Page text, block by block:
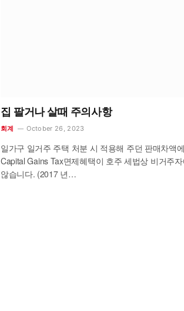
집 팔거나 살때 주의사항
회계 October 26, 2023
일가구 일거주 주택 처분 시 적용해 주던 판매차액
Capital Gains Tax면제혜택이 호주 세법상 비거주
않습니다. (2017 년…